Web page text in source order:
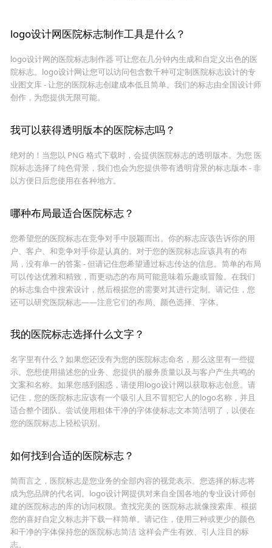
logo设计网医院标志制作工具是什么？
logo设计网的医院标志制作器 可让您在几分钟内生成和自定义出色的医
院标志。logo设计网让您可以访问包含数千种可定制医院标志设计的专
业图文库 - 让您的医院标志创建成本低且简单。我们的标志由全国设计师
创作，为您提供无限可能。
我可以获得透明版本的医院标志吗？
绝对的！当您以 PNG 格式下载时，会提供医院标志的透明版本。为您 医
院标志选择了纯色背景，我们也会为您提供带有透明背景的标志版本 - 非
以方便日后您使用在各种地方。
哪种布局最适合医院标志？
您希望您的医院标志在竞争对手中脱颖而出。你的标志应该告诉你的用
户、客户、和竞争对手你是认真的。对于您的医院标志应该具有的布
局，没有单一的答案 - 但请记住您希望通过标志传达的信息。简单的布局
可以传达优雅和精致，而更动态的布局可能意味着乐趣或冒险。在我们
的标志集合中搜索设计，然后根据您的需要对其进行定制。请记住，您
还可以研究医院标志——注意它们的布局、颜色选择、字体。
我的医院标志选择什么文字？
名字里有什么？如果您还没有为您的医院标志命名，那么这里有一些提
示。您想使用描述您的业务、您提供的服务质量以及与客户产生共鸣的
文案和名称。如果您感到困惑，请使用logo设计网以获取标志创意。请
记住，您的医院标志应该有一个吸引人且不冒犯它人的logo名称，并且
适合整个团队。尝试使用粗体干净的字体使标志文本简洁明了，以便在
您的医院标志上轻松识别。
如何找到合适的医院标志？
简而言之，医院标志是您业务的全部内容的视觉表示。您选择的标志将
成为您品牌的代名词。logo设计网提供对来自全国各地的专业设计师创
建的医院标志的库的访问权限。查找完美的 医院标志就像搜索库、根据
您的喜好自定义标志并下载一样简单。请记住，使用三种或更少的颜色
和干净的字体保持您的医院标志简洁 这样会产生有效、引人注目的标
志。